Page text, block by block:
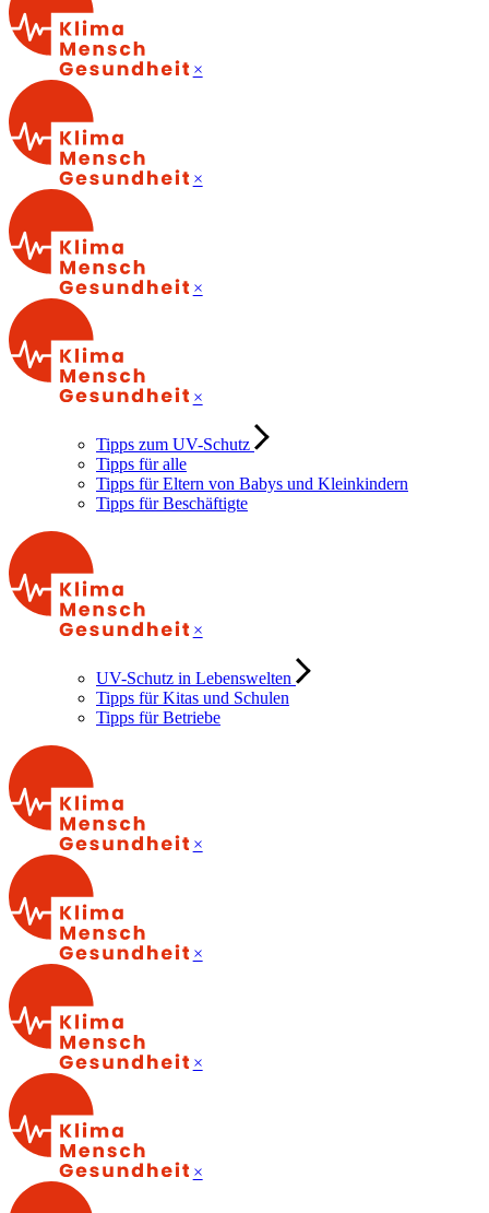
×
×
×
×
Tipps zum UV-Schutz
Tipps für alle
Tipps für Eltern von Babys und Kleinkindern
Tipps für Beschäftigte
×
UV-Schutz in Lebenswelten
Tipps für Kitas und Schulen
Tipps für Betriebe
×
×
×
×